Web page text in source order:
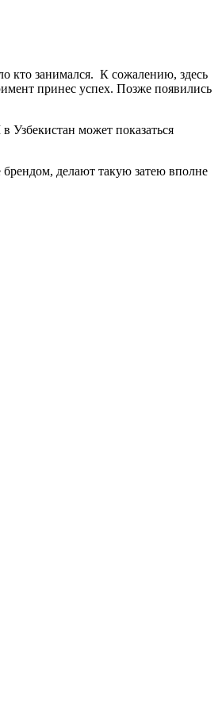
кто занимался. К сожалению, здесь
принес успех. Позже появились
может показаться
делают такую затею вполне